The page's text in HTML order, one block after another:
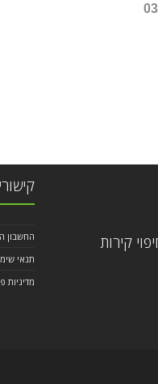
קירות
החשבון
תנאי
מדיניות